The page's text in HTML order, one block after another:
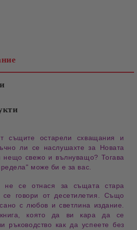
същите остарели схващания и
ли се наслушахте за Новата
нещо свежо и вълнуващо? Тогава
може би е за вас
не се отнася за същата стара
се говори от десетилетия . Също
с любов исветлина
издание.
която да ви кара да се
ръководство как да успеете без